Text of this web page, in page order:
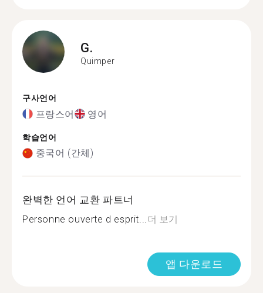
G.
Quimper
구사언어
프랑스어 영어
학습언어
중국어 (간체)
완벽한 언어 교환 파트너
Personne ouverte d esprit...더 보기
앱 다운로드